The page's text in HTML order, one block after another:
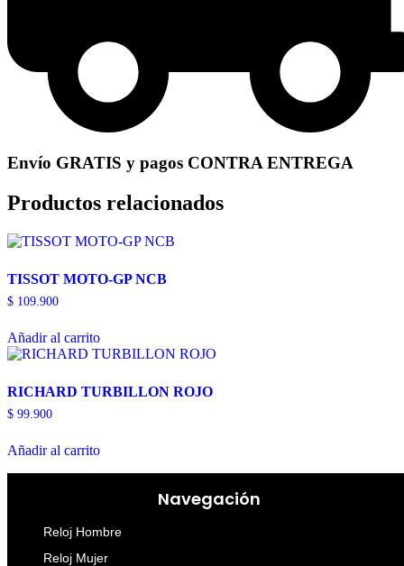
Envío GRATIS y pagos CONTRA ENTREGA
Productos relacionados
TISSOT MOTO-GP NCB
$ 109.900
Añadir al carrito
RICHARD TURBILLON ROJO
$ 99.900
Añadir al carrito
Navegación
Reloj Hombre
Reloj Mujer